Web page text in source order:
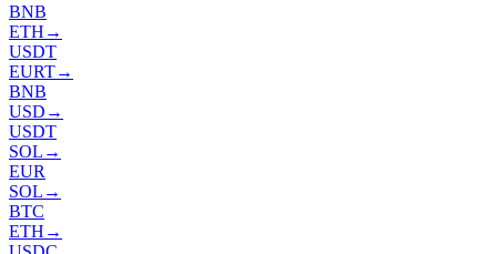
BNB
ETH →
USDT
EURT→
BNB
USD →
USDT
SOL →
EUR
SOL →
BTC
ETH →